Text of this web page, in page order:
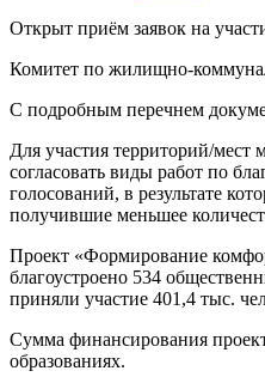
Открыт приём заявок на
Комитет по жилищно-
С подробным перечнем
Для участия территорий/мест
согласовать виды работ по
голосований, в результате
получившие меньшее
Проект «Формирование
благоустроено 534
приняли участие 401,4 тыс.
Сумма финансирования
образованиях.